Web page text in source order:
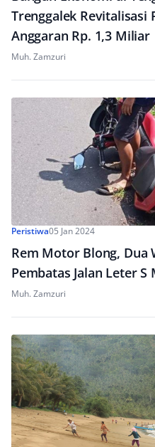
Trenggalek Revitalisasi
Anggaran Rp. 1,3 Miliar
Muh. Zamzuri
Peristiwa05 Jan 2024
Rem Motor Blong, Dua
Pembatas Jalan Leter S
Muh. Zamzuri